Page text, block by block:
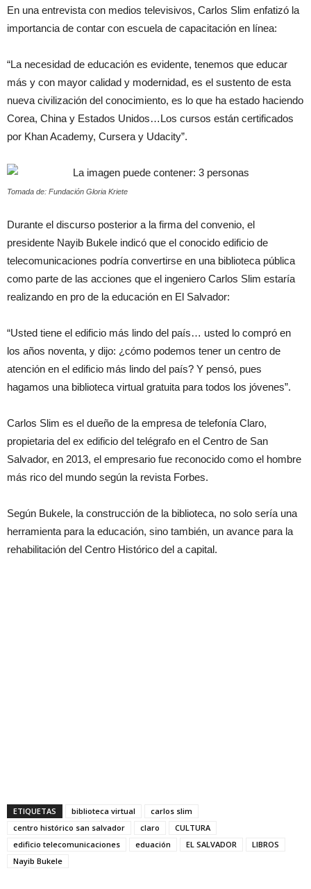
En una entrevista con medios televisivos, Carlos Slim enfatizó la
importancia de contar con escuela de capacitación en línea:
“La necesidad de educación es evidente, tenemos que educar
más y con mayor calidad y modernidad, es el sustento de esta
nueva civilización del conocimiento, es lo que ha estado haciendo
Corea, China y Estados Unidos…Los cursos están certificados
por Khan Academy, Cursera y Udacity”.
Tomada de: Fundación Gloria Kriete
Durante el discurso posterior a la firma del convenio, el
presidente Nayib Bukele indicó que el conocido edificio de
telecomunicaciones podría convertirse en una biblioteca pública
como parte de las acciones que el ingeniero Carlos Slim estaría
realizando en pro de la educación en El Salvador:
“Usted tiene el edificio más lindo del país… usted lo compró en
los años noventa, y dijo: ¿cómo podemos tener un centro de
atención en el edificio más lindo del país? Y pensó, pues
hagamos una biblioteca virtual gratuita para todos los jóvenes”.
Carlos Slim es el dueño de la empresa de telefonía Claro,
propietaria del ex edificio del telégrafo en el Centro de San
Salvador, en 2013, el empresario fue reconocido como el hombre
más rico del mundo según la revista Forbes.
Según Bukele, la construcción de la biblioteca, no solo sería una
herramienta para la educación, sino también, un avance para la
rehabilitación del Centro Histórico del a capital.
ETIQUETAS biblioteca virtual
carlos slim
centro histórico san salvador
claro
CULTURA
edificio telecomunicaciones
eduación EL SALVADOR
LIBROS
Nayib Bukele